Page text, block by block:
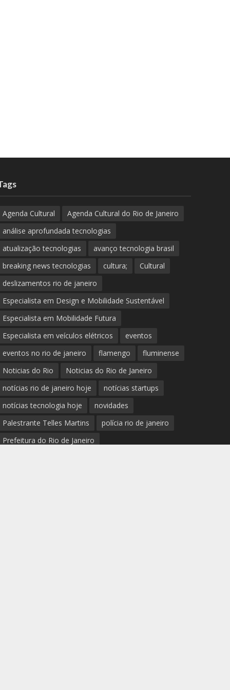
Agenda Cultural
Agenda Cultural do Rio de Janeiro
análise aprofundada tecnologias
atualização tecnologias
avanço tecnologia brasil
breaking news tecnologias
cultura;
Cultural
deslizamentos rio de janeiro
Especialista em Design e Mobilidade Sustentável
Especialista em Mobilidade Futura
Especialista em veículos elétricos
eventos
eventos no rio de janeiro
flamengo
fluminense
Noticias do Rio
Noticias do Rio de Janeiro
notícias rio de janeiro hoje
notícias startups
notícias tecnologia hoje
novidades
Palestrante Telles Martins
polícia rio de janeiro
Prefeitura do Rio de Janeiro